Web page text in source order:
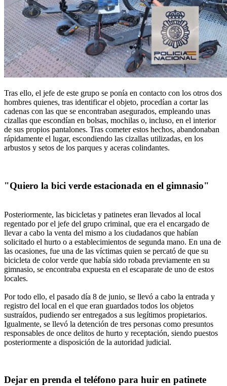
Tras ello, el jefe de este grupo se ponía en contacto con los otros dos
hombres quienes, tras identificar el objeto, procedían a cortar las
cadenas con las que se encontraban asegurados, empleando unas
cizallas que escondían en bolsas, mochilas o, incluso, en el interior
de sus propios pantalones. Tras cometer estos hechos, abandonaban
rápidamente el lugar, escondiendo las cizallas utilizadas, en los
arbustos y setos de los parques y aceras colindantes.
"Quiero la bici verde estacionada en el gimnasio"
Posteriormente, las bicicletas y patinetes eran llevados al local
regentado por el jefe del grupo criminal, que era el encargado de
llevar a cabo la venta del mismo a los ciudadanos que habían
solicitado el hurto o a establecimientos de segunda mano. En una de
las ocasiones, fue una de las víctimas quien se percató de que su
bicicleta de color verde que había sido robada previamente en su
gimnasio, se encontraba expuesta en el escaparate de uno de estos
locales.
Por todo ello, el pasado día 8 de junio, se llevó a cabo la entrada y
registro del local en el que eran guardados todos los objetos
sustraídos, pudiendo ser entregados a sus legítimos propietarios.
Igualmente, se llevó la detención de tres personas como presuntos
responsables de once delitos de hurto y receptación, siendo puestos
posteriormente a disposición de la autoridad judicial.
Dejar en prenda el teléfono para huir en patinete